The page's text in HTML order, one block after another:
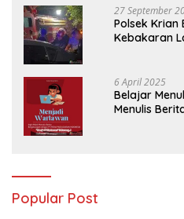
27 September
Polsek
Kebakaran
6 April 2025
Belajar
Menulis
Popular Post